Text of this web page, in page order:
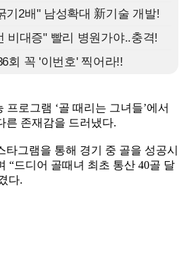
프로그램 ‘골 때리는 그녀들’에서
른 존재감을 드러냈다.
그램을 통해 경기 중 골을 성공시
“드디어 골때녀 최초 통산 40골 달
다.